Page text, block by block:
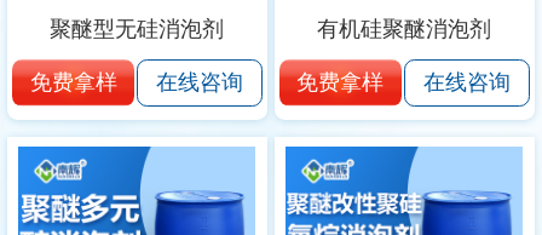
聚醚型无硅消泡剂
免费拿样 在线咨询
有机硅聚醚消泡剂
免费拿样 在线咨询